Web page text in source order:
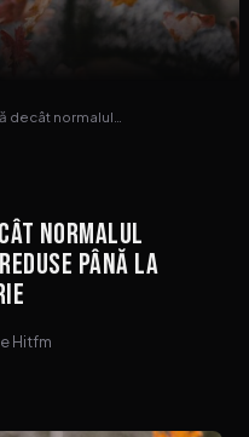
decât normalul…
normalul
până la
Hitfm